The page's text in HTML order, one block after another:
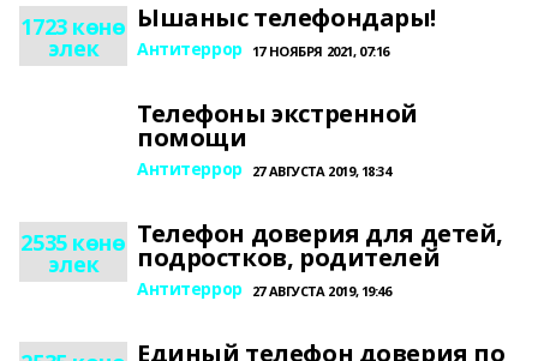
1723 көнө
элек
Ышаныс телефондары!
Антитеррор 17 НОЯБРЯ 2021, 07:16
Телефоны экстренной
помощи
Антитеррор 27 АВГУСТА 2019, 18:34
2535 көнө
элек
Телефон доверия для детей,
подростков, родителей
Антитеррор 27 АВГУСТА 2019, 19:46
Единый телефон доверия по